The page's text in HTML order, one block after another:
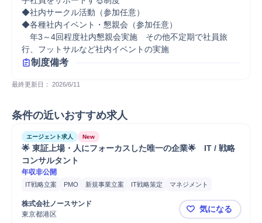
◆社内サークル活動（参加任意）
◆各種社内イベント・懇親会（参加任意）
年3～4回程度社内懇親会実施　その他不定期で社員旅
行、フットサルなど社内イベントの実施
制度備考
最終更新日： 2026/6/11
条件の近いおすすめ求人
エージェント求人 New
🌟 東証上場・人にフォーカスした唯一の企業🌟　IT / 戦略
コンサルタント
年収非公開
IT戦略立案 PMO 新規事業立案 IT戦略策定
マネジメント
プロジェクトマネジメント
IT戦略コンサルティング
コスト削減
分析
株式会社ノースサンド
東京都港区
🌟 東証上
気になる